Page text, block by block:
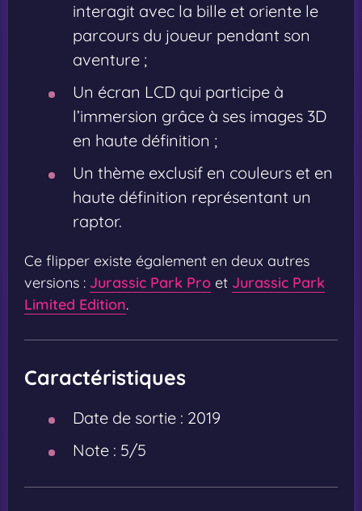
interagit avec la bille et oriente le
parcours du joueur pendant son
aventure ;
Un écran LCD qui participe à
l’immersion grâce à ses images 3D
en haute définition ;
Un thème exclusif en couleurs et en
haute définition représentant un
raptor.
Ce flipper existe également en deux autres
versions : Jurassic Park Pro et Jurassic Park
Limited Edition.
Caractéristiques
Date de sortie : 2019
Note : 5/5